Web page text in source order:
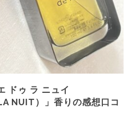
ドゥ ラ ニュイ
NUIT）」香りの感想口コ